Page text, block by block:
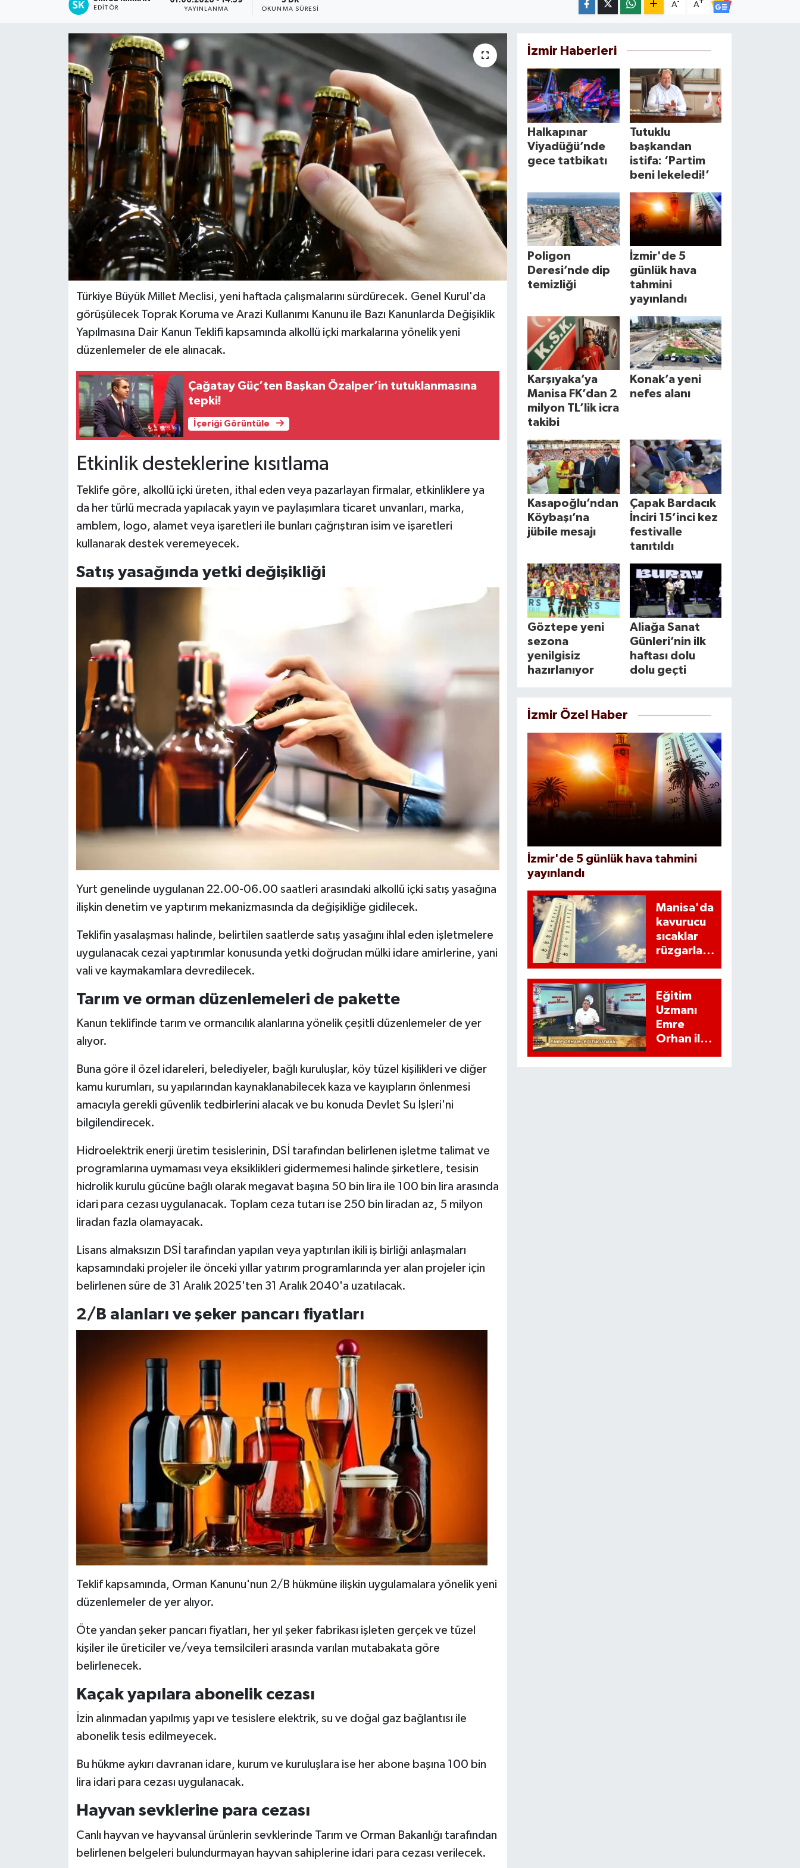
EDITÖR YAYINLANMA OKUNMA SÜRESI
A- A+
Türkiye Büyük Millet Meclisi, yeni haftada çalışmalarını sürdürecek. Genel Kurul'da
görüşülecek Toprak Koruma ve Arazi Kullanımı Kanunu ile Bazı Kanunlarda Değişiklik
Yapılmasına Dair Kanun Teklifi kapsamında alkollü içki markalarına yönelik yeni
düzenlemeler de ele alınacak.
Çağatay Güç’ten Başkan Özalper’in tutuklanmasına
tepki!
İçeriği Görüntüle
Etkinlik desteklerine kısıtlama
Teklife göre, alkollü içki üreten, ithal eden veya pazarlayan firmalar, etkinliklere ya
da her türlü mecrada yapılacak yayın ve paylaşımlara ticaret unvanları, marka,
amblem, logo, alamet veya işaretleri ile bunları çağrıştıran isim ve işaretleri
kullanarak destek veremeyecek.
Satış yasağında yetki değişikliği
Yurt genelinde uygulanan 22.00-06.00 saatleri arasındaki alkollü içki satış yasağına
ilişkin denetim ve yaptırım mekanizmasında da değişikliğe gidilecek.
Teklifin yasalaşması halinde, belirtilen saatlerde satış yasağını ihlal eden işletmelere
uygulanacak cezai yaptırımlar konusunda yetki doğrudan mülki idare amirlerine, yani
vali ve kaymakamlara devredilecek.
Tarım ve orman düzenlemeleri de pakette
Kanun teklifinde tarım ve ormancılık alanlarına yönelik çeşitli düzenlemeler de yer
alıyor.
Buna göre il özel idareleri, belediyeler, bağlı kuruluşlar, köy tüzel kişilikleri ve diğer
kamu kurumları, su yapılarından kaynaklanabilecek kaza ve kayıpların önlenmesi
amacıyla gerekli güvenlik tedbirlerini alacak ve bu konuda Devlet Su İşleri'ni
bilgilendirecek.
Hidroelektrik enerji üretim tesislerinin, DSİ tarafından belirlenen işletme talimat ve
programlarına uymaması veya eksiklikleri gidermemesi halinde şirketlere, tesisin
hidrolik kurulu gücüne bağlı olarak megavat başına 50 bin lira ile 100 bin lira arasında
idari para cezası uygulanacak. Toplam ceza tutarı ise 250 bin liradan az, 5 milyon
liradan fazla olamayacak.
Lisans almaksızın DSİ tarafından yapılan veya yaptırılan ikili iş birliği anlaşmaları
kapsamındaki projeler ile önceki yıllar yatırım programlarında yer alan projeler için
belirlenen süre de 31 Aralık 2025'ten 31 Aralık 2040'a uzatılacak.
2/B alanları ve şeker pancarı fiyatları
Teklif kapsamında, Orman Kanunu'nun 2/B hükmüne ilişkin uygulamalara yönelik yeni
düzenlemeler de yer alıyor.
Öte yandan şeker pancarı fiyatları, her yıl şeker fabrikası işleten gerçek ve tüzel
kişiler ile üreticiler ve/veya temsilcileri arasında varılan mutabakata göre
belirlenecek.
Kaçak yapılara abonelik cezası
İzin alınmadan yapılmış yapı ve tesislere elektrik, su ve doğal gaz bağlantısı ile
abonelik tesis edilmeyecek.
Bu hükme aykırı davranan idare, kurum ve kuruluşlara ise her abone başına 100 bin
lira idari para cezası uygulanacak.
Hayvan sevklerine para cezası
Canlı hayvan ve hayvansal ürünlerin sevklerinde Tarım ve Orman Bakanlığı tarafından
belirlenen belgeleri bulundurmayan hayvan sahiplerine idari para cezası verilecek.
İzmir Haberleri
Halkapınar
Viyadüğü’nde
gece tatbikatı
Tutuklu
başkandan
istifa: ‘Partim
beni lekeledi!’
Poligon
Deresi’nde dip
temizliği
İzmir'de 5
günlük hava
tahmini
yayınlandı
Karşıyaka’ya
Manisa FK’dan 2
milyon TL’lik icra
takibi
Konak’a yeni
nefes alanı
Kasapoğlu’ndan
Köybaşı’na
jübile mesajı
Çapak Bardacık
İnciri 15’inci kez
festivalle
tanıtıldı
Göztepe yeni
sezona
yenilgisiz
hazırlanıyor
Aliağa Sanat
Günleri’nin ilk
haftası dolu
dolu geçti
İzmir Özel Haber
İzmir'de 5 günlük hava tahmini
yayınlandı
Manisa'da
kavurucu
sıcaklar
rüzgarla
Ağustos
2026)
Eğitim
Uzmanı
Emre
Orhan ilk
Teknoloji
Tatil ve Seyahat
Okul Gazetesi